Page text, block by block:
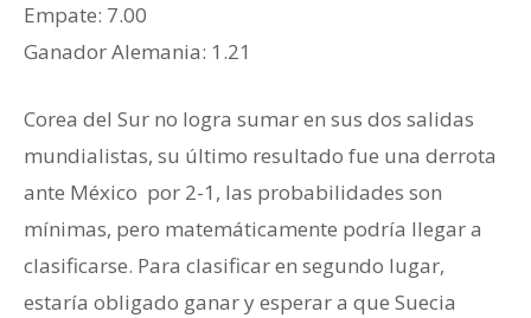
Empate: 7.00
Ganador ‎Alemania: 1.21
Corea del Sur no logra sumar en sus dos salidas
mundialistas, su último resultado fue una derrota
ante México por 2-1, las probabilidades son
mínimas, pero matemáticamente podría llegar a
clasificarse. Para clasificar en segundo lugar,
estaría obligado ganar y esperar a que Suecia